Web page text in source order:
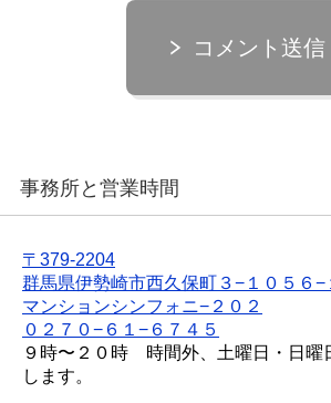
コメント送信
事務所と営業時間
〒379-2204
群馬県伊勢崎市西久保町３−１０５６−
マンションシンフォニ−２０２
０２７０−６１−６７４５
９時〜２０時 時間外、土曜日・日曜
します。